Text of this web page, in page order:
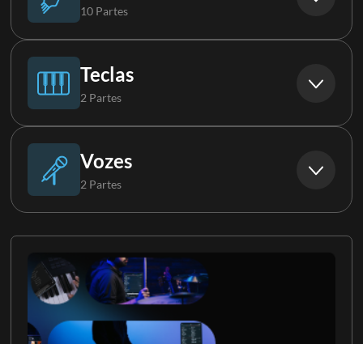
10 Partes
Violão
Guitarra
Teclas
2 Partes
Piano
Vozes
2 Partes